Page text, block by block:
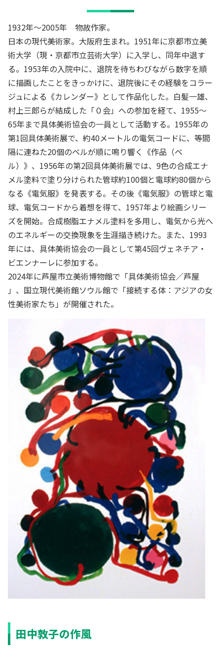
1932年～2005年 物故作家。
日本の現代美術家。大阪府生まれ。1951年に京都市立美
術大学（現・京都市立芸術大学）に入学し、同年中退す
る。1953年の入院中に、退院を待ちわびながら数字を順
に描画したことをきっかけに、退院後にその経験をコラー
ジュによる《カレンダー》として作品化した。白髪一雄、
村上三郎らが結成した「０会」への参加を経て、1955〜
65年まで具体美術協会の一員として活動する。1955年の
第1回具体美術展で、約40メートルの電気コードに、等間
隔に連ねた20個のベルが順に鳴り響く《作品（ベ
ル）》、1956年の第2回具体美術展では、9色の合成エナ
メル塗料で塗り分けられた管球約100個と電球約80個から
なる《電気服》を発表する。その後《電気服》の管球と電
球、電気コードから着想を得て、1957年より絵画シリー
ズを開始。合成樹脂エナメル塗料を多用し、電気から光へ
のエネルギーの交換現象を生涯描き続けた。また、1993
年には、具体美術協会の一員として第45回ヴェネチア・
ビエンナーレに参加する。
2024年に芦屋市立美術博物館で「具体美術協会／芦屋
」、国立現代美術館ソウル館で「接続する体：アジアの女
性美術家たち」が開催された。
田中敦子の作風